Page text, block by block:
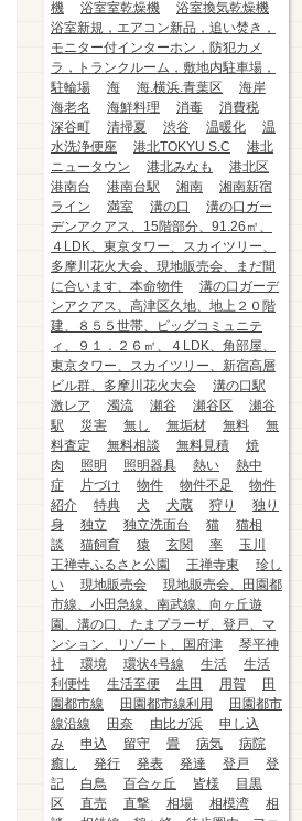
機
浴室室乾燥機
浴室換気乾燥機
浴室新規，エアコン新品，追い焚き，
モニター付インターホン，防犯カメ
ラ，トランクルーム，敷地内駐車場，
駐輪場
海 海.横浜.青葉区
海岸
海老名
海鮮料理 消毒
消費税
深谷町
清掃夏 渋谷 温暖化
温
水洗浄便座
港北TOKYU S.C
港北
ニュータウン
港北みなも
港北区
港南台
港南台駅 湘南
湘南新宿
ライン
満室 溝の口
溝の口ガー
デンアクアス、15階部分、91.26㎡、
４LDK、東京タワー、スカイツリー、
多摩川花火大会、現地販売会、まだ間
に合います、本命物件
溝の口ガーデ
ンアクアス、高津区久地、地上２０階
建、８５５世帯、ビッグコミュニテ
ィ、９１．２６㎡、４LDK、角部屋、
東京タワー、スカイツリー、新宿高層
ビル群、多摩川花火大会
溝の口駅
激レア
濁流 瀬谷 瀬谷区
瀬谷
駅
災害 無し 無垢材 無料
無
料査定
無料相談 無料見積
焼
肉
照明 照明器具 熱い
熱中
症
片づけ 物件 物件不足
物件
紹介
特典 犬 犬蔵 狩り
独り
身
独立 独立洗面台 猫
猫相
談
猫飼育 猿 玄関 率
玉川
王禅寺ふるさと公園
王禅寺東
珍し
い
現地販売会
現地販売会、田園都
市線、小田急線、南武線、向ヶ丘遊
園、溝の口、たまプラーザ、登戸、マ
ンション、リゾート、国府津
琴平神
社
環境 環状4号線 生活
生活
利便性
生活至便 生田 用賀
田
園都市線
田園都市線利用
田園都市
線沿線
田奈 由比ガ浜
申し込
み
申込 留守 畳 病気
病院
癒し
発行 発表 発達 登戸
登
記
白鳥 百合ヶ丘 皆様
目黒
区
直売 直撃 相場 相模湾
相